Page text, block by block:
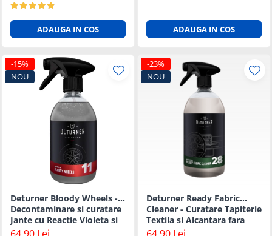
ADAUGA IN COS ADAUGA IN COS
-15%
NOU
Deturner Bloody Wheels -
Decontaminare si curatare
Jante cu Reactie Violeta si
pH Neutru 500ml
-23%
NOU
Deturner Ready Fabric
Cleaner - Curatare Tapiterie
Textila si Alcantara fara
Clatire, Uscare Rapida si